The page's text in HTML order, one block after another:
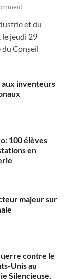
et du
le jeudi 29
Conseil
aux inventeurs
100 élèves
en
majeur sur
contre le
Unis au
Silencieuse.